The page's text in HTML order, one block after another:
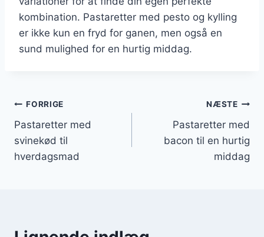
kombination. Pastaretter med pesto og kylling
er ikke kun en fryd for ganen, men også en
sund mulighed for en hurtig middag.
Indlægsnavigation
FORRIGE
Pastaretter med
svinekød til
hverdagsmad
NÆSTE
Pastaretter med
bacon til en hurtig
middag